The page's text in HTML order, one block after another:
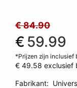
€ 84.90
€ 59.99
*Prijzen zijn inclusief
€ 49.58 exclusief
Fabrikant: